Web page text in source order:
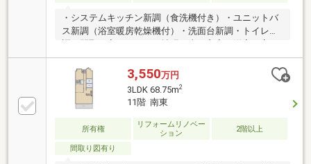
・システムキッチン新調（食洗機付き）・ユニットバ
ス新調（浴室暖房乾燥機付）・洗面台新調・トイレ新
更）・全室フローリング張替え・全室クロス張替え・
給湯器交換・建具交換■ペット飼育可（規約による制
限有）■１１階部分につき、眺望・採光・通風良好！
～バルコニーから海、紀伊半島が望めます！～■平成
１１年建築のオートロックマンション
3,550万円
3LDK 68.75m2
11階 南東
所有権
リフォームリノベー
ション
2階以上
間取り図有り